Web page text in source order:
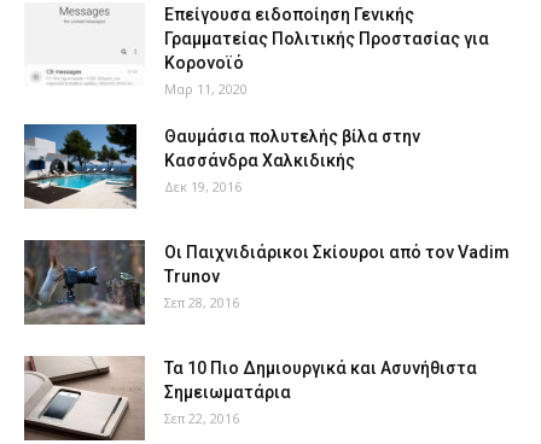
Επείγουσα ειδοποίηση Γενικής
Γραμματείας Πολιτικής Προστασίας για
Κορονοϊό
Μαρ 11, 2020
Θαυμάσια πολυτελής βίλα στην
Κασσάνδρα Χαλκιδικής
Δεκ 19, 2016
Οι Παιχνιδιάρικοι Σκίουροι από τον Vadim
Trunov
Σεπ 28, 2016
Τα 10 Πιο Δημιουργικά και Ασυνήθιστα
Σημειωματάρια
Σεπ 22, 2016